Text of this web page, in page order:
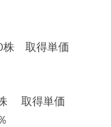
株 取得単価
株 取得単価